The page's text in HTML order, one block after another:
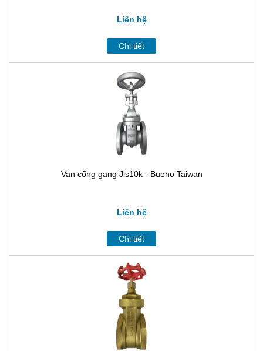
Liên hệ
Chi tiết
Van cổng gang Jis10k - Bueno Taiwan
Liên hệ
Chi tiết